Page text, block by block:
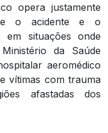
opera justamente
o acidente e o
em situações onde
da Saúde
aeromédico
vítimas com trauma
afastadas dos